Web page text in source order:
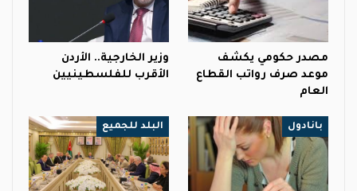
مصدر حكومي يكشف
موعد صرف رواتب القطاع
العام
وزير الخارجية.. الأردن
الأقرب للفلسطينيين
بانادول البلد للجميع